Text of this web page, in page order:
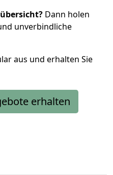
Dann holen
unverbindliche
aus und erhalten Sie
erhalten